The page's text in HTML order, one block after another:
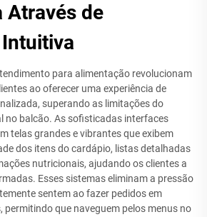
Através de
para alimentação revolucionam
ao oferecer uma experiência de
superando as limitações do
no balcão. As sofisticadas interfaces
telas grandes e vibrantes que exibem
dos itens do cardápio, listas detalhadas
nutricionais, ajudando os clientes a
Esses sistemas eliminam a pressão
sentem ao fazer pedidos em
permitindo que naveguem pelos menus no